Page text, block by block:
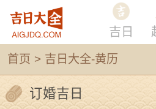
吉日
首页 > 吉日大全-黄历
订婚吉日